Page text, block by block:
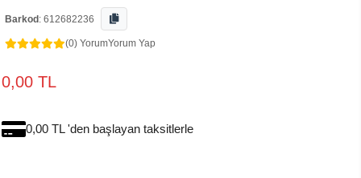
Barkod : 612682236
(0) YorumYorum Yap
0,00 TL
0,00 TL 'den başlayan taksitlerle